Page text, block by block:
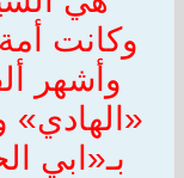
وكانت
وأشهر